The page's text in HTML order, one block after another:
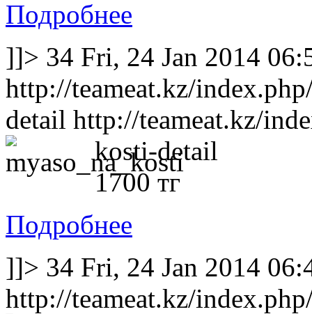
Подробнее
]]> 34 Fri, 24 Jan 2014
http://teameat.kz/
detail http://teameat.kz/
kosti-detail
1700 тг
Подробнее
]]> 34 Fri, 24 Jan 2014
http://teameat.kz/